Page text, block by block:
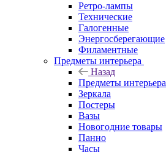
Ретро-лампы
Технические
Галогенные
Энергосберегающие
Филаментные
Предметы интерьера
Назад
Предметы интерьера
Зеркала
Постеры
Вазы
Новогодние товары
Панно
Часы